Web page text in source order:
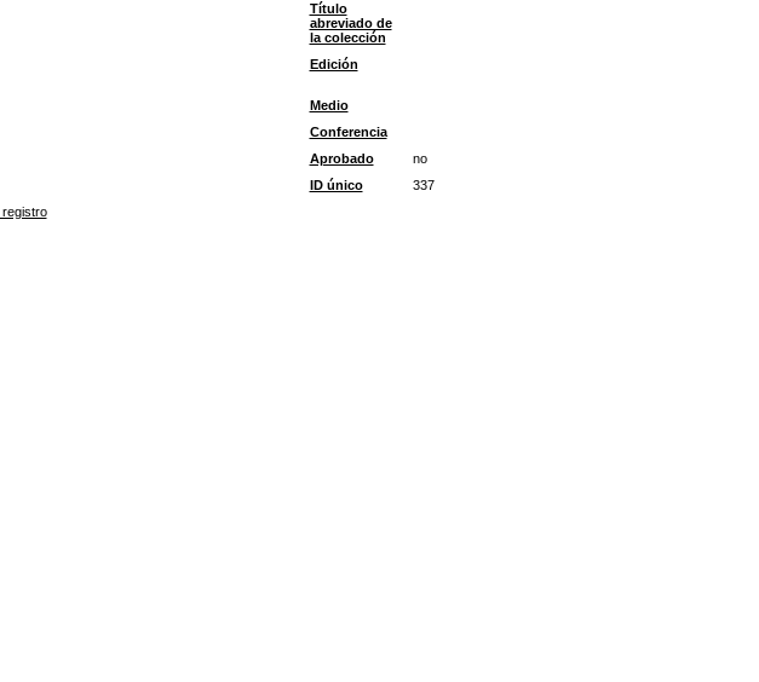
Título
abreviado de
la colección
Edición
Medio
Conferencia
Aprobado
no
ID único
337